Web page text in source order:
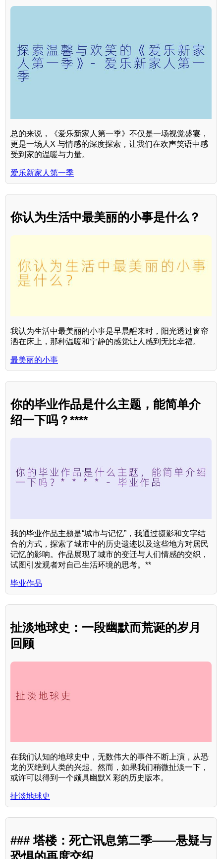
总的来说，《爱乐新家人第一季》不仅是一场视觉盛宴，
更是一场人X 与情感的深度探索，让我们在欢声笑语中感
受到家的温暖与力量。
爱乐新家人第一季
你认为生活中最美丽的小事是什么？
我认为生活中最美丽的小事是早晨醒来时，阳光透过窗帘
洒在床上，那种温暖和宁静的感觉让人感到无比幸福。
最美丽的小事
你的毕业作品是什么主题，能简单介
绍一下吗？****
我的毕业作品主题是“城市与记忆”，我通过摄影和文字结
合的方式，探索了城市中的历史遗迹以及这些地方对居民
记忆的影响。作品展现了城市的变迁与人们情感的交织，
试图引发观者对自己生活环境的思考。**
毕业作品
扯淡地球史：一段幽默而荒诞的岁月
回顾
在我们认知的地球史中，无数伟大的事件不断上演，从恐
龙的灭绝到人类的兴起。然而，如果我们稍微扯淡一下，
或许可以得到一个颇具幽默X 彩的历史版本。
扯淡地球史
### 塔楼：死亡讯息第二季——悬疑与
恐惧的再度交织